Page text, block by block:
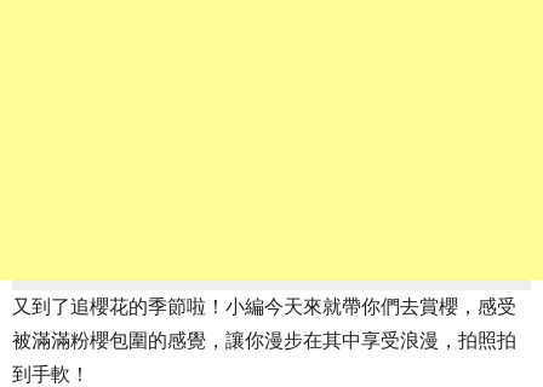
又到了追櫻花的季節啦！小編今天來就帶你們去賞櫻，感受
被滿滿粉櫻包圍的感覺，讓你漫步在其中享受浪漫，拍照拍
到手軟！